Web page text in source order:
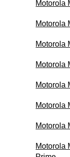
Motorola
Motorola
Motorola
Motorola
Motorola
Motorola
Motorola
Motorola